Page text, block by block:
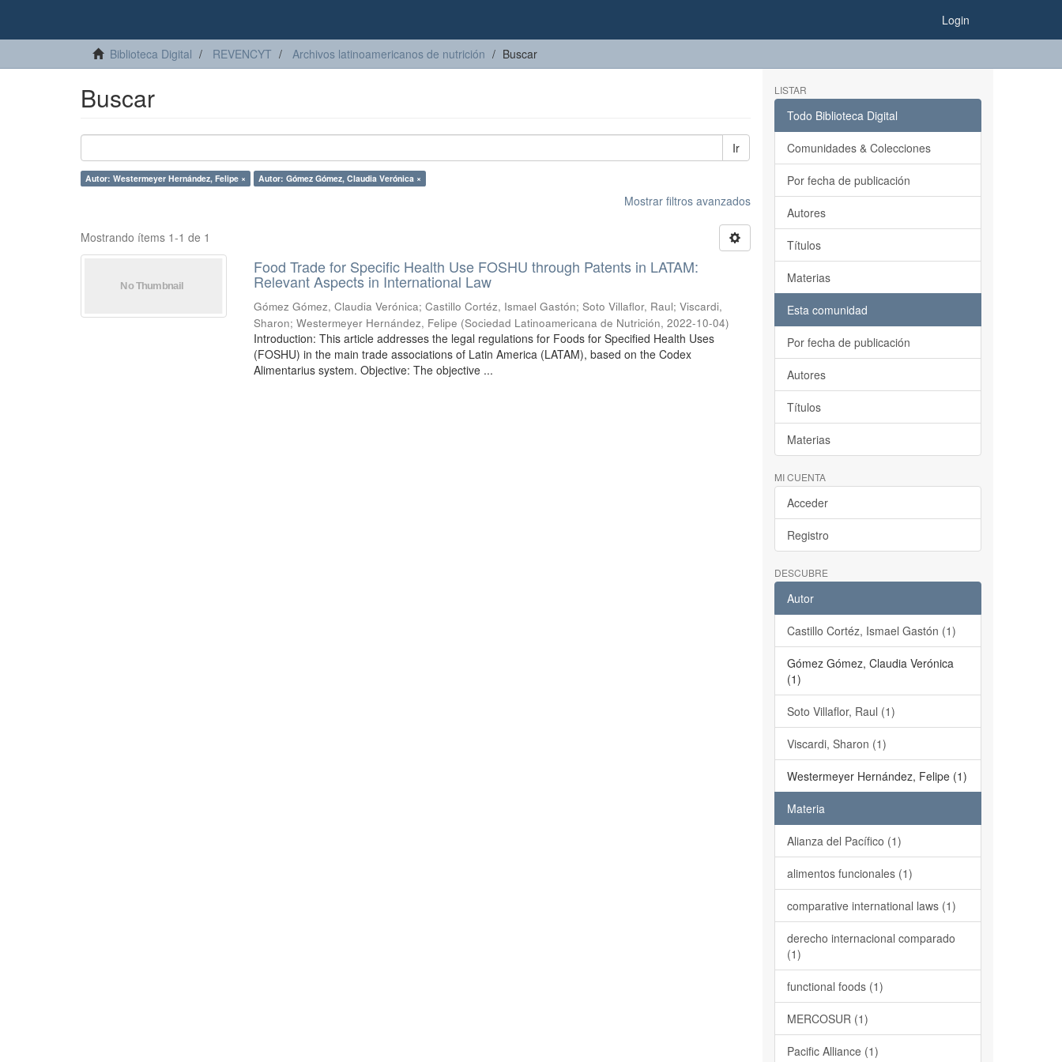
Login
Biblioteca Digital REVENCYT Archivos latinoamericanos de nutrición Buscar
Buscar
Ir
Autor: Westermeyer Hernández, Felipe × Autor: Gómez Gómez, Claudia Verónica ×
Mostrar filtros avanzados
Mostrando ítems 1-1 de 1
Food Trade for Specific Health Use FOSHU through Patents in LATAM:
Relevant Aspects in International Law
Gómez Gómez, Claudia Verónica;Castillo Cortéz, Ismael Gastón;Soto Villaflor, Raul;Viscardi,
Sharon;Westermeyer Hernández, Felipe (Sociedad Latinoamericana de Nutrición,2022-10-04)
Introduction: This article addresses the legal regulations for Foods for Specified Health Uses
(FOSHU) in the main trade associations of Latin America (LATAM), based on the Codex
Alimentarius system. Objective: The objective ...
LISTAR
Todo Biblioteca Digital
Comunidades & Colecciones
Por fecha de publicación
Autores
Títulos
Materias
Esta comunidad
Por fecha de publicación
Autores
Títulos
Materias
MI CUENTA
Acceder
Registro
DESCUBRE
Autor
Castillo Cortéz, Ismael Gastón (1)
Gómez Gómez, Claudia Verónica
(1)
Soto Villaflor, Raul (1)
Viscardi, Sharon (1)
Westermeyer Hernández, Felipe (1)
Materia
Alianza del Pacífico (1)
alimentos funcionales (1)
comparative international laws (1)
derecho internacional comparado
(1)
functional foods (1)
MERCOSUR (1)
Pacific Alliance (1)